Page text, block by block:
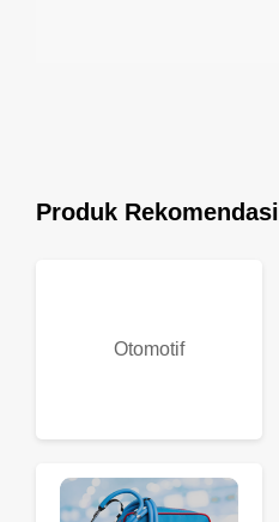
Produk Rekomendasi
Otomotif